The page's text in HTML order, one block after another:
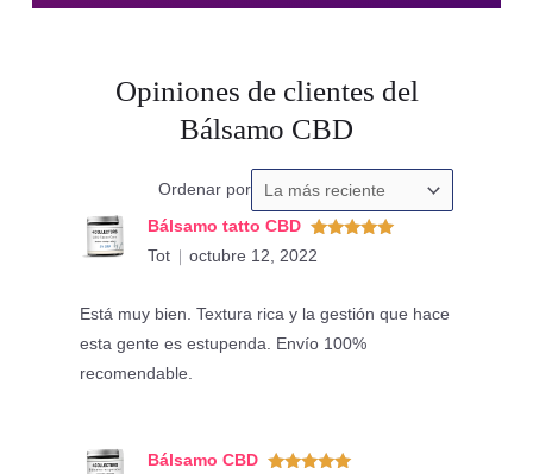
Opiniones de clientes del
Bálsamo CBD
Ordenar porOrdenar
las
Valorado
con
Bálsamo tatto CBD
Tot
octubre 12, 2022
Está muy bien. Textura rica y la gestión que hace
esta gente es estupenda. Envío 100%
recomendable.
Bálsamo CBD